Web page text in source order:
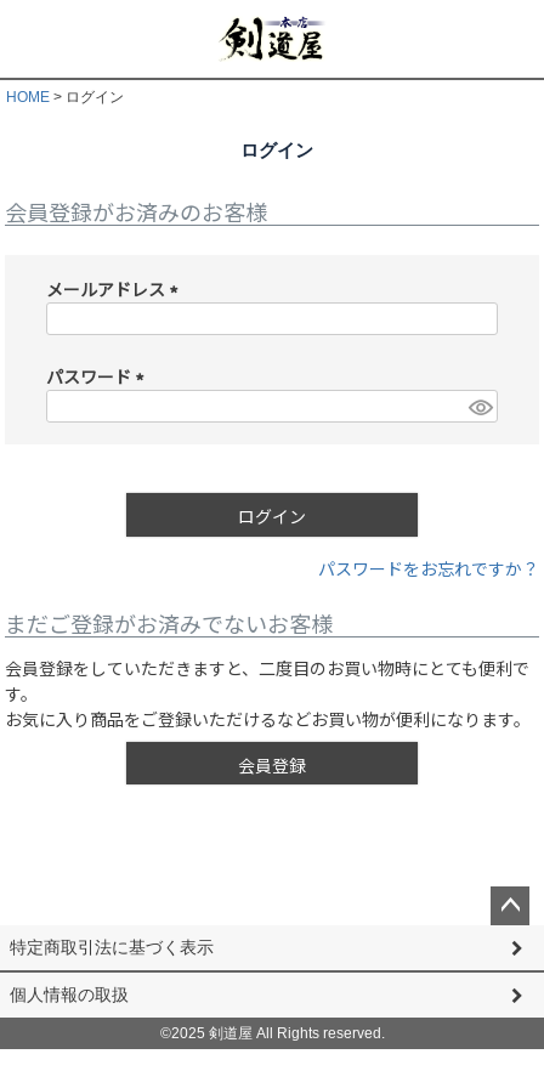
HOME ログイン
ログイン
会員登録がお済みのお客様
メールアドレス
)
パスワード
)
ログイン
パスワードをお忘れですか？
まだご登録がお済みでないお客様
会員登録をしていただきますと、二度目のお買い物時にとても便利で
す。
お気に入り商品をご登録いただけるなどお買い物が便利になります。
会員登録
ペー
ップ
へ
特定商取引法に基づく表示
個人情報の取扱
©2025 剣道屋 All Rights reserved.